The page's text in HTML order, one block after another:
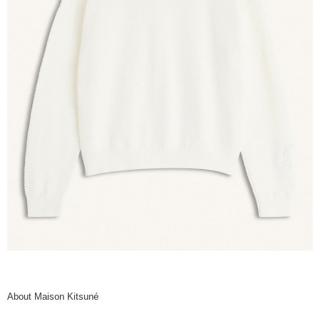
About Maison Kitsuné